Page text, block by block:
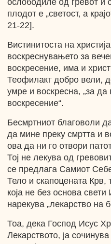
ослободиле од гревот и
плодот е „светост, а
21-22].
Вистинитоста на
воскреснувањето за
воскресение, има и
Теофилакт добро вели,
умре и воскресна, „за да
воскресение“.
Бесмртниот благоволи
да мине преку смртта и
ова да ни го отвори
Тој не лекува од
се предлага Самиот
Тело и скапоцената Крв,
која не без основа свети
нарекува „лекарство на
Тоа, дека Господ Исус
Лекарството, ја